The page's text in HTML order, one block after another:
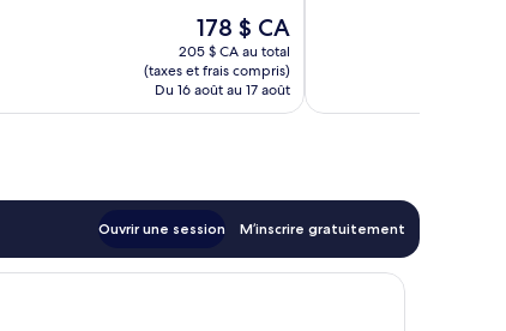
Le
prix
est
de
178 $ CA
178 $ CA
205 $ CA au total
(taxes et frais compris)
Du 16 août au 17 août
Ouvrir une session M’inscrire gratuitement